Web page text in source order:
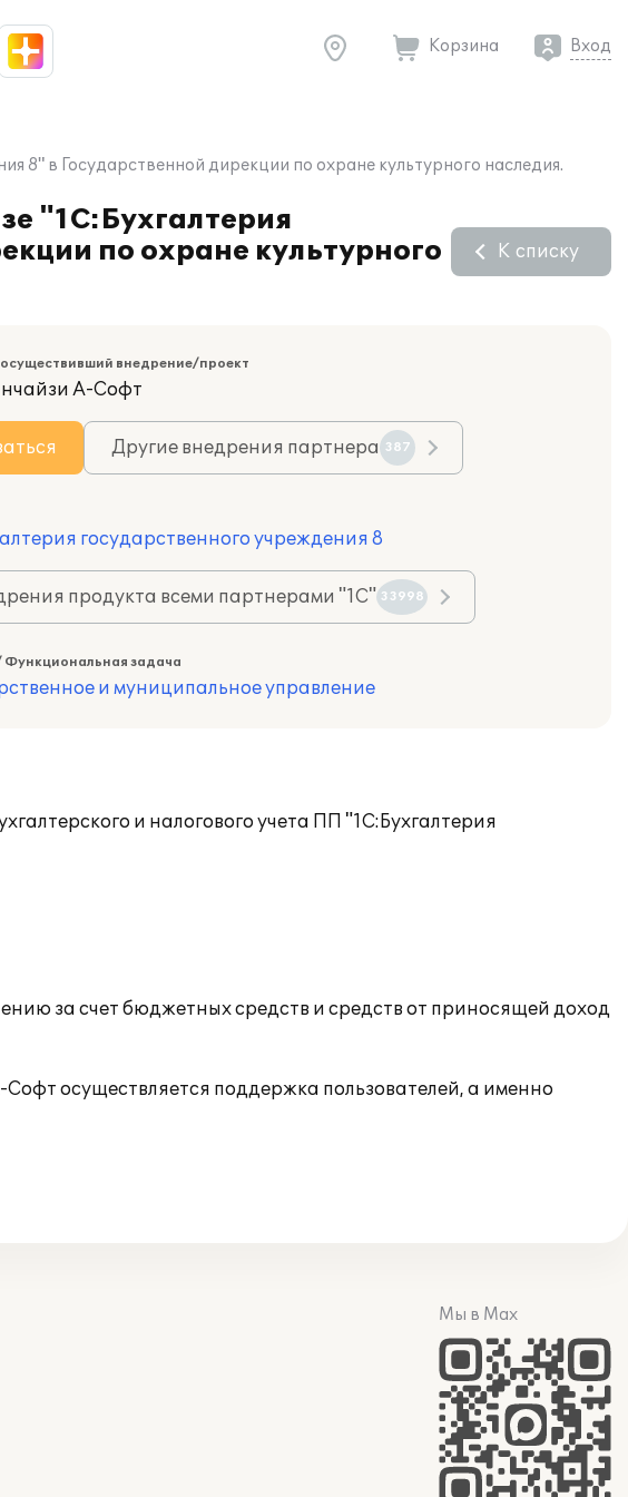
Корзина Вход
8" в Государственной дирекции по охране культурного наследия.
"1С:Бухгалтерия
по охране культурного
К списку
внедрение/проект
А-Софт
Другие внедрения партнера 387
государственного учреждения 8
продукта всеми партнерами "1С" 33998
Функциональная задача
и муниципальное управление
и налогового учета ПП "1С:Бухгалтерия
за счет бюджетных средств и средств от приносящей доход
осуществляется поддержка пользователей, а именно
Мы в Max